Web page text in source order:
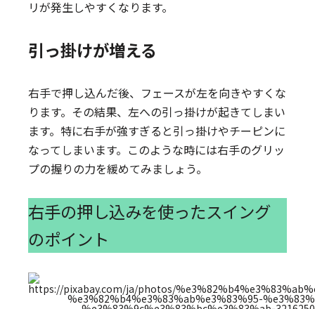
リが発生しやすくなります。
引っ掛けが増える
右手で押し込んだ後、フェースが左を向きやすくな
ります。その結果、左への引っ掛けが起きてしまい
ます。特に右手が強すぎると引っ掛けやチーピンに
なってしまいます。このような時には右手のグリッ
プの握りの力を緩めてみましょう。
右手の押し込みを使ったスイング
のポイント